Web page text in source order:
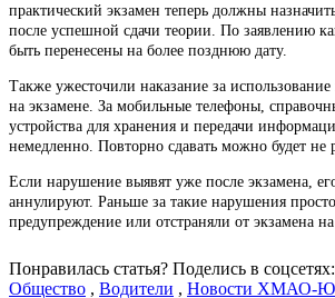
практический экзамен теперь должны
после успешной сдачи теории. По заявлению
быть перенесены на более позднюю дату.
Также ужесточили наказание за
на экзамене. За мобильные телефоны,
устройства для хранения и передачи
немедленно. Повторно сдавать можно будет не
Если нарушение выявят уже после экзамена,
аннулируют. Раньше за такие нарушения
предупреждение или отстраняли от экзамена на
Понравилась статья? Поделиcь в соцсетях:
Общество , Водители , Новости ХМАО-